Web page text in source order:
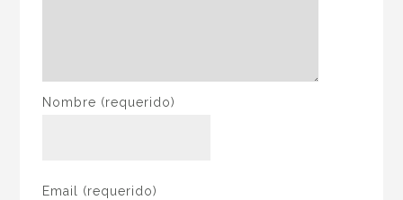
Nombre (requerido)
Email (requerido)